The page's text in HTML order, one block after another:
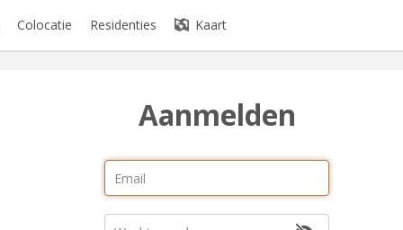
Colocatie Residenties Kaart
Aanmelden